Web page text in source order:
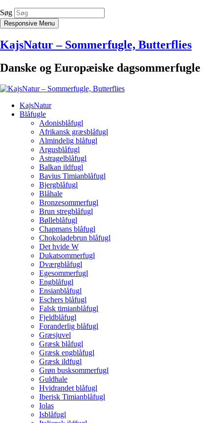
Søg
Responsive Menu
KajsNatur – Sommerfugle, Butterflies
Danske og Europæiske dagsommerfugle
KajsNatur
Blåfugle
Adonisblåfugl
Afrikansk græsblåfugl
Almindelig blåfugl
Argusblåfugl
Astragelblåfugl
Balkan ildfugl
Bavius Timianblåfugl
Bjergblåfugl
Blåhale
Bronzesommerfugl
Brun stregblåfugl
Bølleblåfugl
Chapmans blåfugl
Chokoladebrun blåfugl
Det hvide W
Dukatsommerfugl
Dværgblåfugl
Egesommerfugl
Engblåfugl
Ensianblåfugl
Eschers blåfugl
Falsk timianblåfugl
Fjeldblåfugl
Foranderlig blåfugl
Græsjuvel
Græsk blåfugl
Græsk engblåfugl
Græsk ildfugl
Grøn busksommerfugl
Guldhale
Hvidrandet blåfugl
Iberisk Timianblåfugl
Iolas
Isblåfugl